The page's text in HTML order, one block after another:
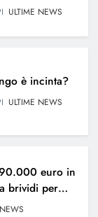
ULTIME NEWS
è incinta?
ULTIME NEWS
euro in
brividi per